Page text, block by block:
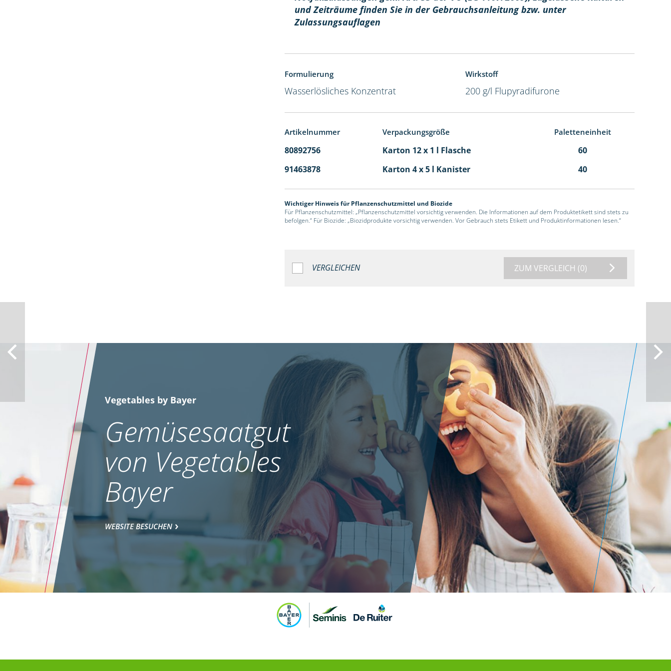
und Zeiträume finden Sie in der Gebrauchsanleitung bzw. unter
Zulassungsauflagen
Formulierung
Wasserlösliches Konzentrat
Wirkstoff
200 g/l Flupyradifurone
Artikelnummer Verpackungsgröße Paletteneinheit
80892756 Karton 12 x 1 l Flasche
60
91463878
Karton 4 x 5 l Kanister 40
Wichtiger Hinweis für Pflanzenschutzmittel und Biozide
Für Pflanzenschutzmittel: „Pflanzenschutzmittel vorsichtig verwenden. Die Informationen auf dem Produktetikett sind stets zu
befolgen.“ Für Biozide: „Biozidprodukte vorsichtig verwenden. Vor Gebrauch stets Etikett und Produktinformationen lesen.“
VERGLEICHEN ZUM VERGLEICH (0)
Vegetables by Bayer
Gemüsesaatgut
von Vegetables
Bayer
WEBSITE BESUCHEN